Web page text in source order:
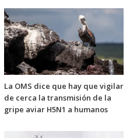
La OMS dice que hay que vigilar
de cerca la transmisión de la
gripe aviar H5N1 a humanos